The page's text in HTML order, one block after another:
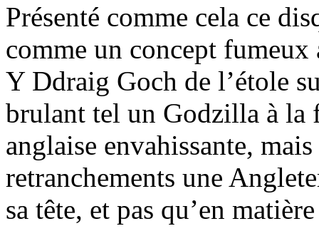
Présenté comme cela ce
comme un concept
Y Ddraig Goch de l’étole
brulant tel un Godzilla à la
anglaise envahissante,
retranchements une
sa tête, et pas qu’en